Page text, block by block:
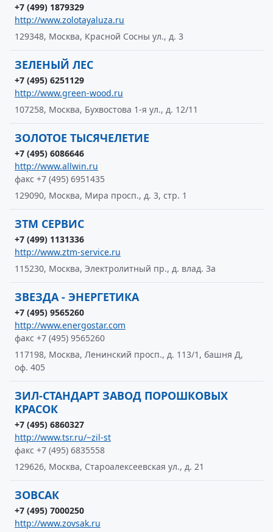
+7 (499) 1879329
http://www.zolotayaluza.ru
129348, Москва, Красной Сосны ул., д. 3
ЗЕЛЕНЫЙ ЛЕС
+7 (495) 6251129
http://www.green-wood.ru
107258, Москва, Бухвостова 1-я ул., д. 12/11
ЗОЛОТОЕ ТЫСЯЧЕЛЕТИЕ
+7 (495) 6086646
http://www.allwin.ru
факс +7 (495) 6951435
129090, Москва, Мира просп., д. 3, стр. 1
ЗТМ СЕРВИС
+7 (499) 1131336
http://www.ztm-service.ru
115230, Москва, Электролитный пр., д. влад. 3а
ЗВЕЗДА - ЭНЕРГЕТИКА
+7 (495) 9565260
http://www.energostar.com
факс +7 (495) 9565260
117198, Москва, Ленинский просп., д. 113/1, башня Д,
оф. 405
ЗИЛ-СТАНДАРТ ЗАВОД ПОРОШКОВЫХ
КРАСОК
+7 (495) 6860327
http://www.tsr.ru/~zil-st
факс +7 (495) 6835558
129626, Москва, Староалексеевская ул., д. 21
ЗОВСАК
+7 (495) 7000250
http://www.zovsak.ru